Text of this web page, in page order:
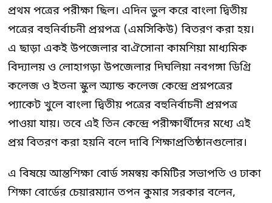
প্রথম পত্রের পরীক্ষা ছিল। এদিন ভুল করে বাংলা দ্বিতীয়
পত্রের বহুনির্বাচনী প্রশ্নপত্র (এমসিকিউ) বিতরণ করা হয়।
এ ছাড়া একই উপজেলার বাঐসোনা কামশিয়া মাধ্যমিক
বিদ্যালয় ও লোহাগড়া উপজেলার দিঘলিয়া নবগঙ্গা ডিগ্রি
কলেজ ও ইতনা স্কুল অ্যান্ড কলেজ কেন্দ্রে প্রশ্নপত্রের
প্যাকেট খুলে বাংলা দ্বিতীয় পত্রের বহুনির্বাচনী প্রশ্নপত্র
পাওয়া যায়। তবে এই তিন কেন্দ্রে পরীক্ষার্থীদের মধ্যে এই
প্রশ্ন বিতরণ করা হয়নি বলে দাবি শিক্ষাপ্রতিষ্ঠানগুলোর।
এ বিষয়ে আন্তশিক্ষা বোর্ড সমন্বয় কমিটির সভাপতি ও ঢাকা
শিক্ষা বোর্ডের চেয়ারম্যান তপন কুমার সরকার বলেন,